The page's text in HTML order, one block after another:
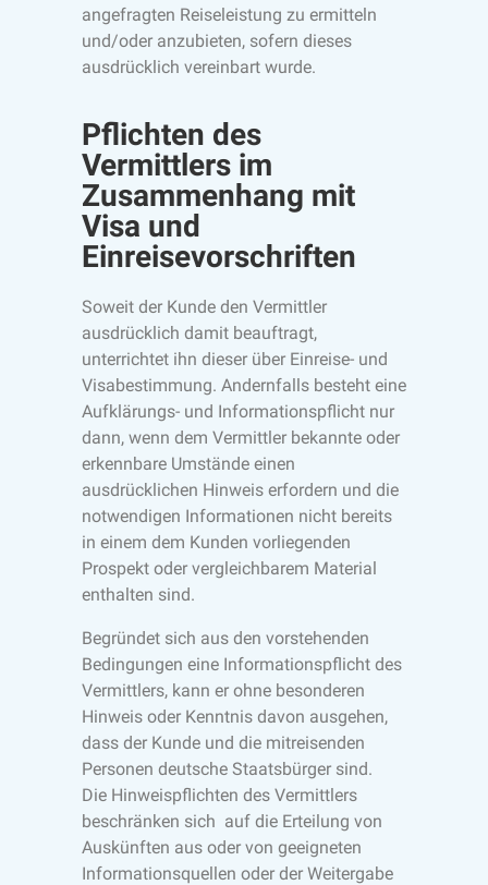
angefragten Reiseleistung zu ermitteln
und/oder anzubieten, sofern dieses
ausdrücklich vereinbart wurde.
Pflichten des
Vermittlers im
Zusammenhang mit
Visa und
Einreisevorschriften
Soweit der Kunde den Vermittler
ausdrücklich damit beauftragt,
unterrichtet ihn dieser über Einreise- und
Visabestimmung. Andernfalls besteht eine
Aufklärungs- und Informationspflicht nur
dann, wenn dem Vermittler bekannte oder
erkennbare Umstände einen
ausdrücklichen Hinweis erfordern und die
notwendigen Informationen nicht bereits
in einem dem Kunden vorliegenden
Prospekt oder vergleichbarem Material
enthalten sind.
Begründet sich aus den vorstehenden
Bedingungen eine Informationspflicht des
Vermittlers, kann er ohne besonderen
Hinweis oder Kenntnis davon ausgehen,
dass der Kunde und die mitreisenden
Personen deutsche Staatsbürger sind.
Die Hinweispflichten des Vermittlers
beschränken sich auf die Erteilung von
Auskünften aus oder von geeigneten
Informationsquellen oder der Weitergabe